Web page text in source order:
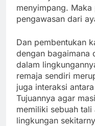
menyimpang.
pengawasan dari
Dan pembentukan
dengan bagaimana
dalam
remaja sendiri
juga interaksi
Tujuannya agar
memiliki sebuah
lingkungan